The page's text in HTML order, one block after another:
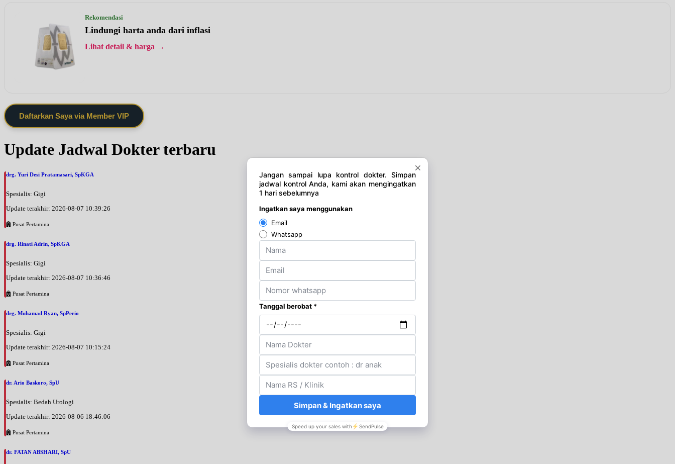
Rekomendasi
Lindungi harta anda dari inflasi
Lihat detail & harga →
Daftarkan Saya via Member VIP
Update Jadwal Dokter terbaru
drg. Yuri Desi Pratamasari, SpKGA
Spesialis: Gigi
Update terakhir: 2026-08-07 10:39:26
Pusat Pertamina
drg. Rinati Adrin, SpKGA
Spesialis: Gigi
Update terakhir: 2026-08-07 10:36:46
Pusat Pertamina
drg. Muhamad Ryan, SpPerio
Spesialis: Gigi
Update terakhir: 2026-08-07 10:15:24
Pusat Pertamina
dr. Ario Baskoro, SpU
Spesialis: Bedah Urologi
Update terakhir: 2026-08-06 18:46:06
Pusat Pertamina
dr. FATAN ABSHARI, SpU